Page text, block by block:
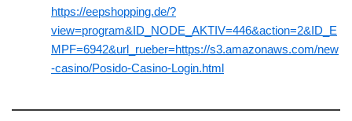
https://eepshopping.de/?
view=program&ID_NODE_AKTIV=446&action=2&ID_E
MPF=6942&url_rueber=https://s3.amazonaws.com/new
-casino/Posido-Casino-Login.html